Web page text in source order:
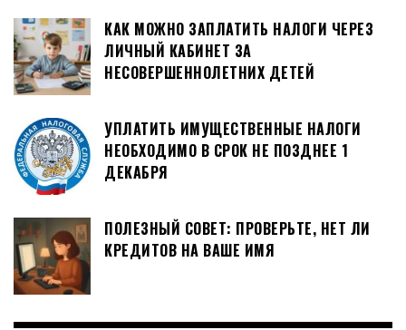
КАК МОЖНО ЗАПЛАТИТЬ НАЛОГИ ЧЕРЕЗ
ЛИЧНЫЙ КАБИНЕТ ЗА
НЕСОВЕРШЕННОЛЕТНИХ ДЕТЕЙ
УПЛАТИТЬ ИМУЩЕСТВЕННЫЕ НАЛОГИ
НЕОБХОДИМО В СРОК НЕ ПОЗДНЕЕ 1
ДЕКАБРЯ
ПОЛЕЗНЫЙ СОВЕТ: ПРОВЕРЬТЕ, НЕТ ЛИ
КРЕДИТОВ НА ВАШЕ ИМЯ